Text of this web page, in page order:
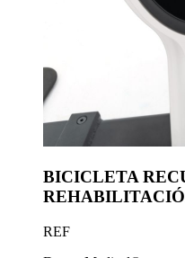
BICICLETA
REF